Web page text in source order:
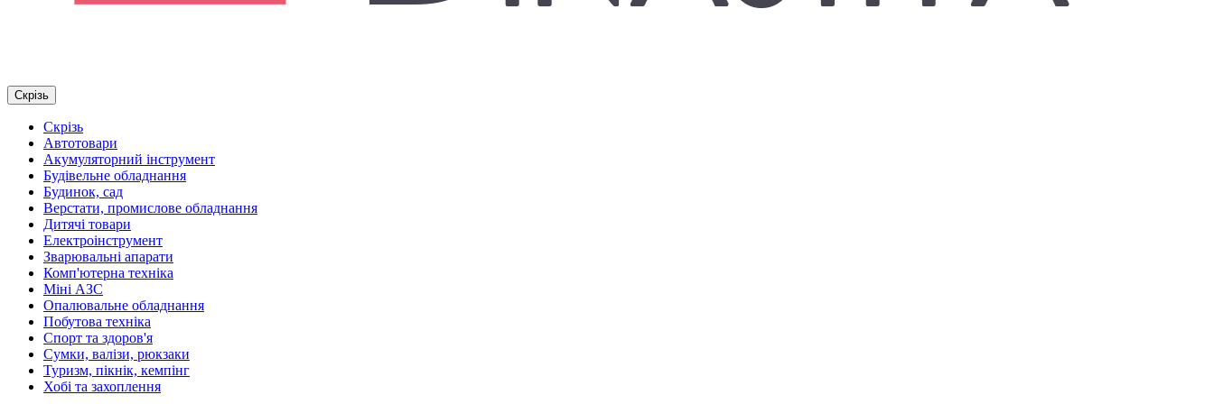
Скрізь
Скрізь
Автотовари
Акумуляторний інструмент
Будівельне обладнання
Будинок, сад
Верстати, промислове обладнання
Дитячі товари
Електроінструмент
Зварювальні апарати
Комп'ютерна техніка
Міні АЗС
Опалювальне обладнання
Побутова техніка
Спорт та здоров'я
Сумки, валізи, рюкзаки
Туризм, пікнік, кемпінг
Хобі та захоплення